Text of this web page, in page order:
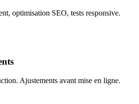
optimisation SEO, tests responsive.
Ajustements avant mise en ligne.